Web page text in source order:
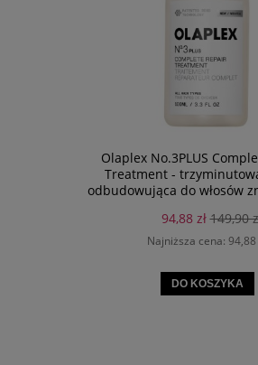
Olaplex No.3PLUS
Treatment -
odbudowująca do włosów
94,88 zł 149,90
Najniższa cena: 94,88
DO KOSZYKA